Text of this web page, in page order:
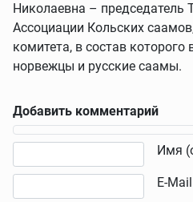
Николаевна – председатель
Ассоциации Кольских
комитета, в состав
норвежцы и русские саамы.
Добавить комментарий
Имя
E-